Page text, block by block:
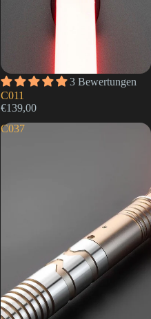
3 Bewertungen
C011
€139,00
C037